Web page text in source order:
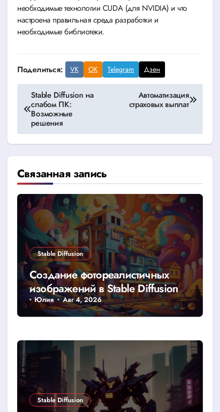
необходимые технологии CUDA (для NVIDIA) и что
настроена правильная среда разработки и
необходимые библиотеки.
Поделиться: VK OK Telegram Дзен
Навигация
по
записям
Stable Diffusion на
слабом ПК:
Возможные
решения
Автоматизация
страховых выплат
Связанная запись
Stable Diffusion
Создание фотореалистичных
изображений в Stable Diffusion
Юлия Авг 4, 2026
Stable Diffusion